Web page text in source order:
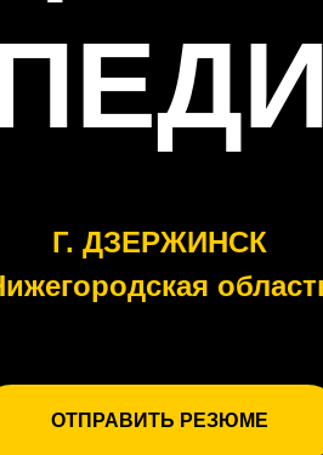
Г. ДЗЕРЖИНСК
ОТПРАВИТЬ РЕЗЮМЕ